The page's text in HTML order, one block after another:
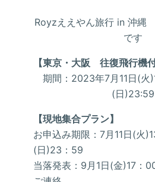
Royzええやん旅行 in 沖縄
です
【東京・大阪 往復飛行機
期間：2023年7月11日(火
(日)23:59
【現地集合プラン】
お申込み期限：7月11日(火
(日)23：59
当落発表：9月1日(金)17：